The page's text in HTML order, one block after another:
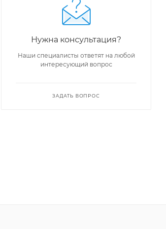
Нужна консультация?
Наши специалисты ответят на любой
интересующий вопрос
ЗАДАТЬ ВОПРОС